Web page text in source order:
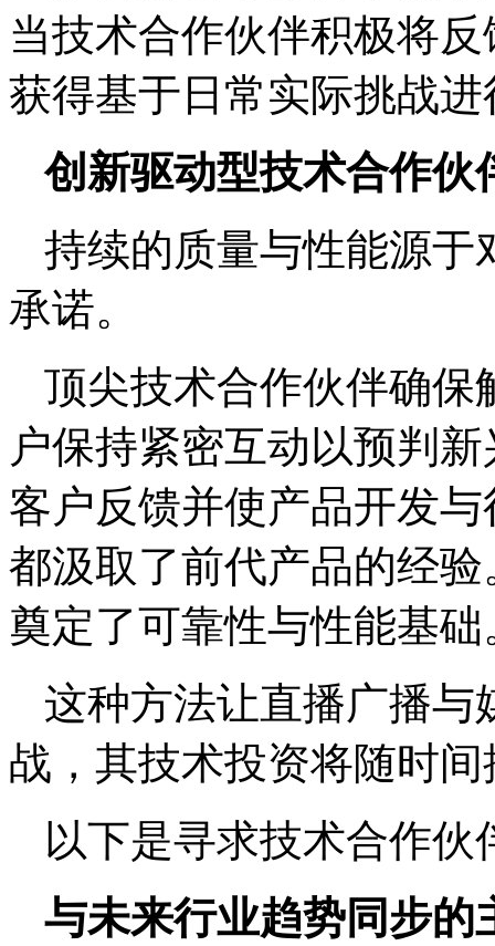
当技术合作伙伴积极将
获得基于日常实际挑战
创新驱动型技术合作伙
持续的质量与性能源于
承诺。
顶尖技术合作伙伴确保
户保持紧密互动以预判
客户反馈并使产品开发
都汲取了前代产品的经
奠定了可靠性与性能基础
这种方法让直播广播与
战，其技术投资将随时
以下是寻求技术合作
与未来行业趋势同步的